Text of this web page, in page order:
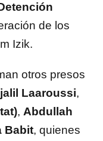
de los
Izik.
otros presos
Laaroussi,
, Abdullah
Babit, quienes